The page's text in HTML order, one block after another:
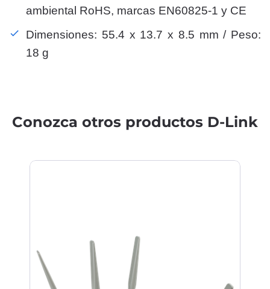
ambiental RoHS, marcas EN60825-1 y CE
Dimensiones: 55.4 x 13.7 x 8.5 mm / Peso:
18 g
Conozca otros productos D-Link